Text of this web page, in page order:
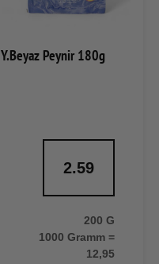
Y.Beyaz Peynir 180g
2.59
200 G
1000 Gramm =
12,95